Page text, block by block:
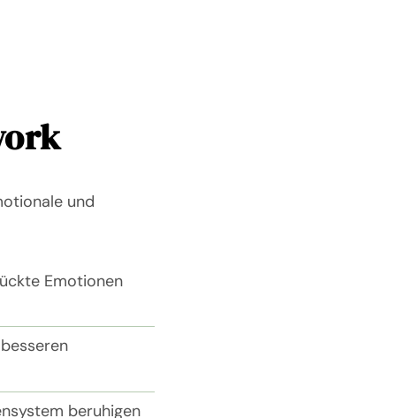
und
Emotionen
beruhigen